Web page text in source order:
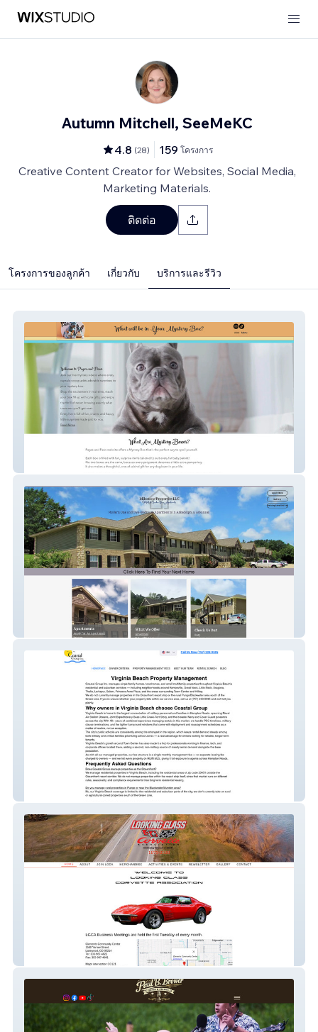
Autumn Mitchell, SeeMeKC
4.8 (28) 159 โครงการ
Creative Content Creator for Websites, Social Media,
Marketing Materials.
ติดต่อ
โครงการของลูกค้า เกี่ยวกับ บริการและรีวิว
Pages And Paws
Milestone Apartments
Coastal Group Inc
lgca-corvette